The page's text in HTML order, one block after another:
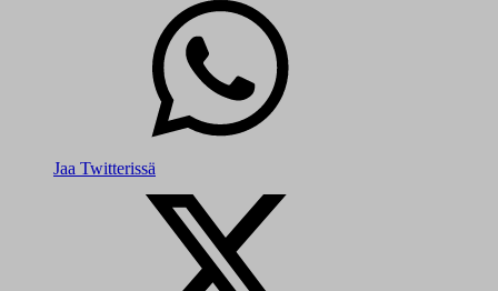
Jaa Twitterissä